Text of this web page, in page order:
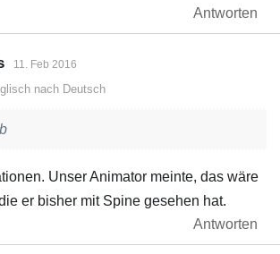
Antworten
11. Feb 2016
nach Deutsch
Unser Animator meinte, das wäre
er bisher mit Spine gesehen hat.
Antworten